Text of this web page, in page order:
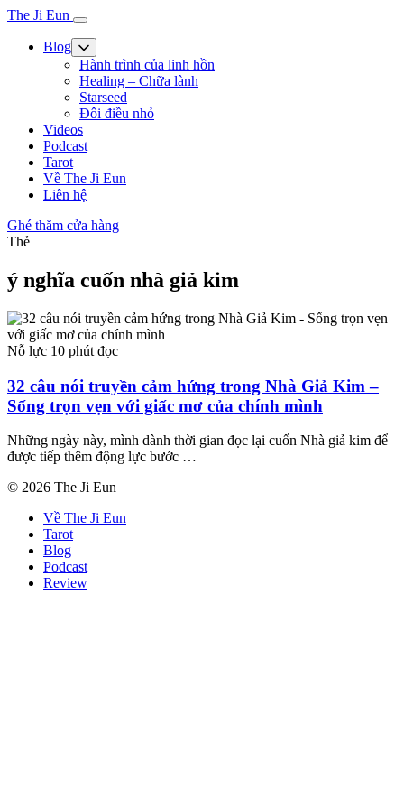
The Ji Eun
Blog
Hành trình của linh hồn
Healing – Chữa lành
Starseed
Đôi điều nhỏ
Videos
Podcast
Tarot
Về The Ji Eun
Liên hệ
Ghé thăm cửa hàng
Thẻ
ý nghĩa cuốn nhà giả kim
Nỗ lực 10 phút đọc
32 câu nói truyền cảm hứng trong Nhà Giả Kim –
Sống trọn vẹn với giấc mơ của chính mình
Những ngày này, mình dành thời gian đọc lại cuốn Nhà giả kim để
được tiếp thêm động lực bước …
© 2026 The Ji Eun
Về The Ji Eun
Tarot
Blog
Podcast
Review